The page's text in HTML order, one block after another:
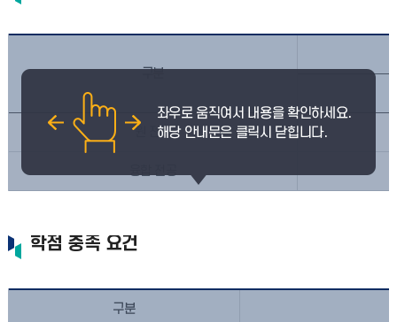
구분
원 전공
학점 충족 요건
구분